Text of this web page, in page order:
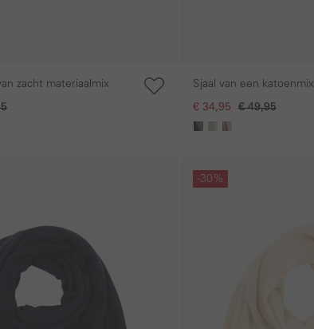
zacht materiaalmix Sjaal van een katoenmix
€ 34,95 € 49,95
-30%